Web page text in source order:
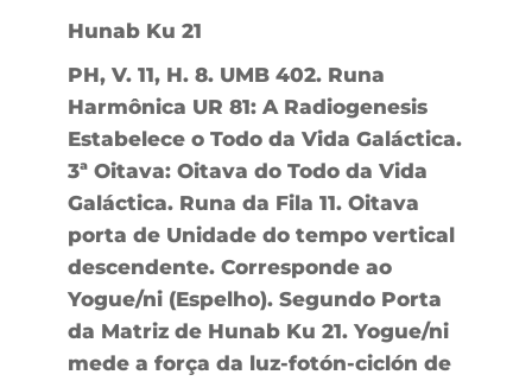
Hunab Ku 21
PH, V. 11, H. 8. UMB 402. Runa
Harmônica UR 81: A Radiogenesis
Estabelece o Todo da Vida Galáctica.
3ª Oitava: Oitava do Todo da Vida
Galáctica. Runa da Fila 11. Oitava
porta de Unidade do tempo vertical
descendente. Corresponde ao
Yogue/ni (Espelho). Segundo Porta
da Matriz de Hunab Ku 21. Yogue/ni
mede a força da luz-fotón-ciclón de